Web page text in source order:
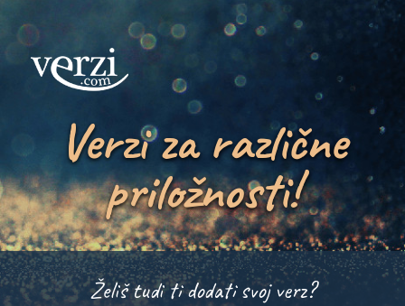
Verzi za različne
priložnosti!
Želiš tudi ti dodati svoj verz?